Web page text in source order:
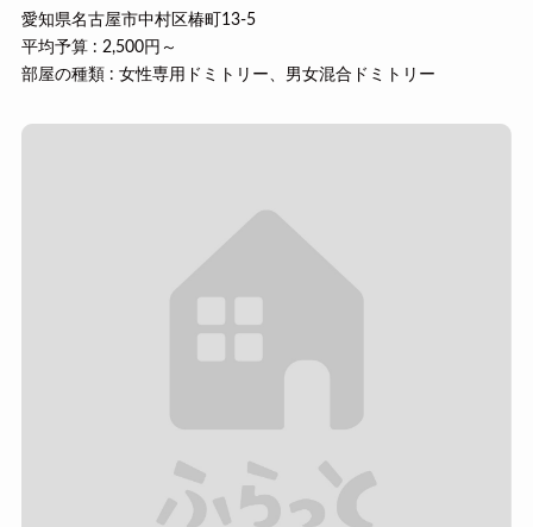
愛知県名古屋市中村区椿町13-5
平均予算 : 2,500円～
部屋の種類 : 女性専用ドミトリー、男女混合ドミトリー